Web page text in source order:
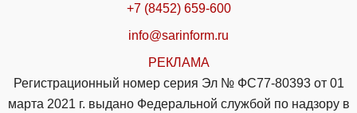
+7 (8452) 659-600
info@sarinform.ru
РЕКЛАМА
Регистрационный номер серия Эл № ФС77-80393 от 01
марта 2021 г. выдано Федеральной службой по надзору в